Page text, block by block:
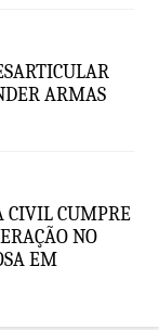
ARMAS
CIVIL CUMPRE
NO
EM